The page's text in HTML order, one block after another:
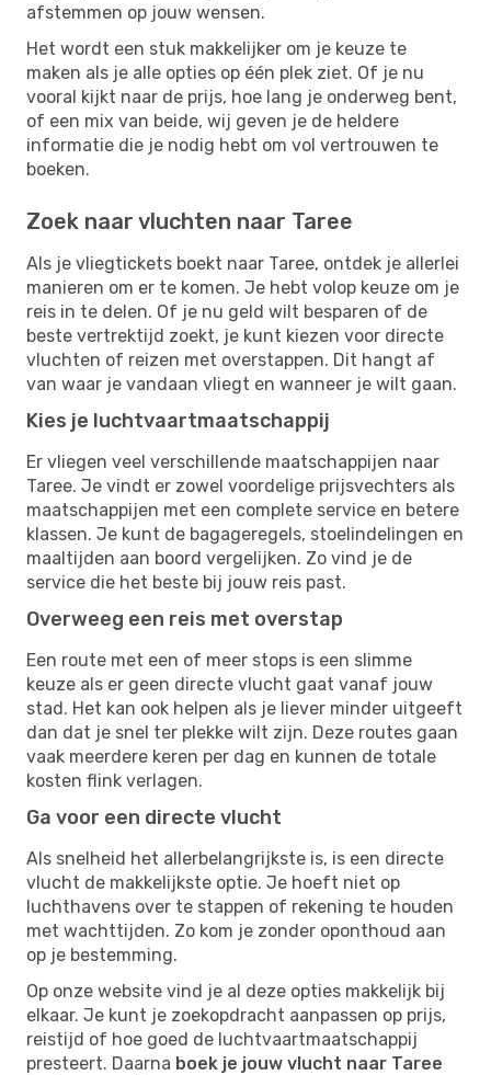
afstemmen op jouw wensen.
Het wordt een stuk makkelijker om je keuze te
maken als je alle opties op één plek ziet. Of je nu
vooral kijkt naar de prijs, hoe lang je onderweg bent,
of een mix van beide, wij geven je de heldere
informatie die je nodig hebt om vol vertrouwen te
boeken.
Zoek naar vluchten naar Taree
Als je vliegtickets boekt naar Taree, ontdek je allerlei
manieren om er te komen. Je hebt volop keuze om je
reis in te delen. Of je nu geld wilt besparen of de
beste vertrektijd zoekt, je kunt kiezen voor directe
vluchten of reizen met overstappen. Dit hangt af
van waar je vandaan vliegt en wanneer je wilt gaan.
Kies je luchtvaartmaatschappij
Er vliegen veel verschillende maatschappijen naar
Taree. Je vindt er zowel voordelige prijsvechters als
maatschappijen met een complete service en betere
klassen. Je kunt de bagageregels, stoelindelingen en
maaltijden aan boord vergelijken. Zo vind je de
service die het beste bij jouw reis past.
Overweeg een reis met overstap
Een route met een of meer stops is een slimme
keuze als er geen directe vlucht gaat vanaf jouw
stad. Het kan ook helpen als je liever minder uitgeeft
dan dat je snel ter plekke wilt zijn. Deze routes gaan
vaak meerdere keren per dag en kunnen de totale
kosten flink verlagen.
Ga voor een directe vlucht
Als snelheid het allerbelangrijkste is, is een directe
vlucht de makkelijkste optie. Je hoeft niet op
luchthavens over te stappen of rekening te houden
met wachttijden. Zo kom je zonder oponthoud aan
op je bestemming.
Op onze website vind je al deze opties makkelijk bij
elkaar. Je kunt je zoekopdracht aanpassen op prijs,
reistijd of hoe goed de luchtvaartmaatschappij
presteert. Daarna boek je jouw vlucht naar Taree